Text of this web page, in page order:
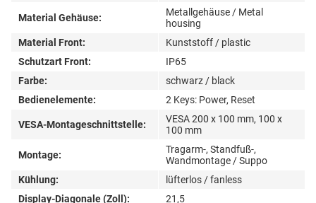
Material Gehäuse:
Metallgehäuse / Metal
housing
Material Front:
Kunststoff / plastic
Schutzart Front:
IP65
Farbe:
schwarz / black
Bedienelemente:
2 Keys: Power, Reset
VESA-Montageschnittstelle:
VESA 200 x 100 mm, 100 x
100 mm
Montage:
Tragarm-, Standfuß-,
Wandmontage / Suppo
Kühlung:
lüfterlos / fanless
Display-Diagonale (Zoll):
21,5